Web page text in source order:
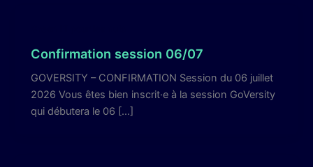
Confirmation session 06/07
GOVERSITY – CONFIRMATION Session du 06 juillet
2026 Vous êtes bien inscrit·e à la session GoVersity
qui débutera le 06 […]